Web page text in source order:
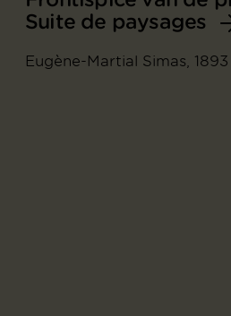
Suite de paysages
Eugène-Martial Simas, 1893